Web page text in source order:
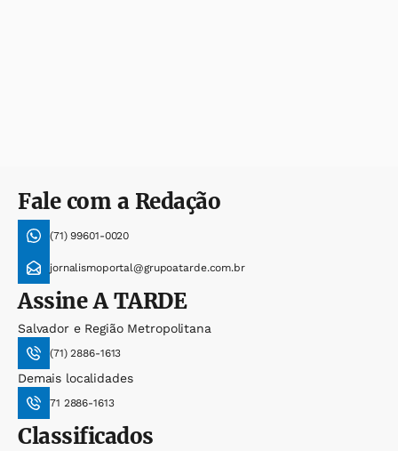
Fale com a Redação
(71) 99601-0020
jornalismoportal@grupoatarde.com.br
AssineA TARDE
Salvador e Região Metropolitana
(71) 2886-1613
Demais localidades
71 2886-1613
Classificados